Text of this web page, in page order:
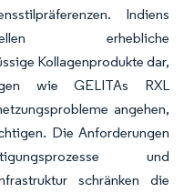
Indiens
erhebliche
Kollagenprodukte dar,
wie GELITAs RXL
angehen,
Die Anforderungen
und
schränken die